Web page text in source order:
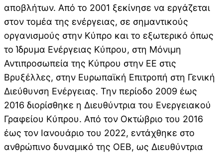
αποβλήτων. Από το 2001 ξεκίνησε να εργάζεται
στον τομέα της ενέργειας, σε σημαντικούς
οργανισμούς στην Κύπρο και το εξωτερικό όπως
το Ίδρυμα Ενέργειας Κύπρου, στη Μόνιμη
Αντιπροσωπεία της Κύπρου στην ΕΕ στις
Βρυξέλλες, στην Ευρωπαϊκή Επιτροπή στη Γενική
Διεύθυνση Ενέργειας. Την περίοδο 2009 έως
2016 διορίσθηκε η Διευθύντρια του Ενεργειακού
Γραφείου Κύπρου. Από τον Οκτώβριο του 2016
έως τον Ιανουάριο του 2022, εντάχθηκε στο
ανθρώπινο δυναμικό της ΟΕΒ, ως Διευθύντρια